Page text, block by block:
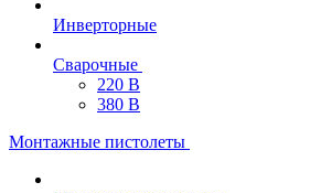
Инверторные
Сварочные
220 В
380 В
Монтажные пистолеты